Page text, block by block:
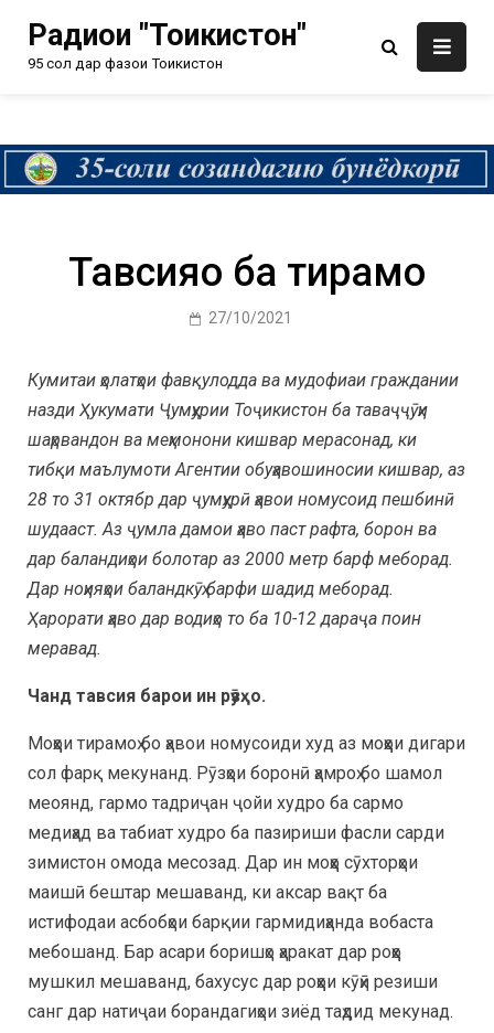
Радиои "Тоҷикистон"
95 сол дар фазои Тоҷикистон
Тавсияҳо ба тирамоҳ
27/10/2021
Кумитаи ҳолатҳои фавқулодда ва мудофиаи граждании
назди Ҳукумати Ҷумҳурии Тоҷикистон ба таваҷҷӯҳи
шаҳрвандон ва меҳмонони кишвар мерасонад, ки
тибқи маълумоти Агентии обуҳавошиносии кишвар, аз
28 то 31 октябр дар ҷумҳурӣ ҳавои номусоид пешбинӣ
шудааст. Аз ҷумла дамои ҳаво паст рафта, борон ва
дар баландиҳои болотар аз 2000 метр барф меборад.
Дар ноҳияҳои баландкӯҳ барфи шадид меборад.
Ҳарорати ҳаво дар водиҳо то ба 10-12 дараҷа поин
меравад.
Чанд тавсия барои ин рӯзҳо.
Моҳҳои тирамоҳ бо ҳавои номусоиди худ аз моҳҳои дигари
сол фарқ мекунанд. Рӯзҳои боронӣ ҳамроҳ бо шамол
меоянд, гармо тадриҷан ҷойи худро ба сармо
медиҳад ва табиат худро ба пазириши фасли сарди
зимистон омода месозад. Дар ин моҳҳо сӯхторҳои
маишӣ бештар мешаванд, ки аксар вақт ба
истифодаи асбобҳои барқии гармидиҳанда вобаста
мебошанд. Бар асари боришҳо ҳаракат дар роҳҳо
мушкил мешаванд, бахусус дар роҳҳои кӯҳӣ резиши
санг дар натиҷаи борандагиҳои зиёд таҳдид мекунад.